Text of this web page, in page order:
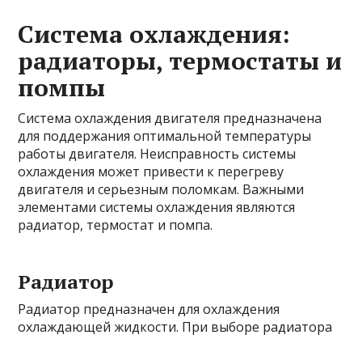
Система охлаждения:
радиаторы, термостаты и
помпы
Система охлаждения двигателя предназначена
для поддержания оптимальной температуры
работы двигателя. Неисправность системы
охлаждения может привести к перегреву
двигателя и серьезным поломкам. Важными
элементами системы охлаждения являются
радиатор, термостат и помпа.
Радиатор
Радиатор предназначен для охлаждения
охлаждающей жидкости. При выборе радиатора